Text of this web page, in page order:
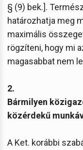
§ (9) bek.].
határozhatja meg
maximális
rögzíteni, hogy mi
magasabbat nem
2.
Bármilyen
közérdekű
A Ket. korábbi